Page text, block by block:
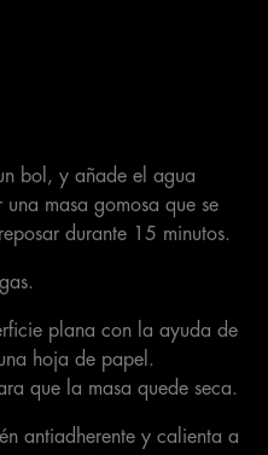
bol, y añade el agua
masa gomosa que se
durante 15 minutos.
plana con la ayuda de
hoja de papel.
que la masa quede seca.
antiadherente y calienta a